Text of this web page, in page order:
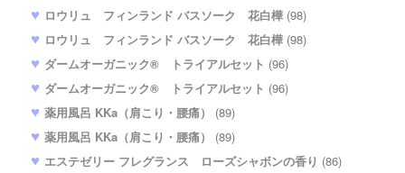
ロウリュ フィンランド バスソーク 花白樺 (98)
ロウリュ フィンランド バスソーク 花白樺 (98)
ダームオーガニック® トライアルセット (96)
ダームオーガニック® トライアルセット (96)
薬用風呂 KKa（肩こり・腰痛）
(89)
薬用風呂 KKa（肩こり・腰痛）
(89)
エステゼリー フレグランス ローズシャボンの香り (86)